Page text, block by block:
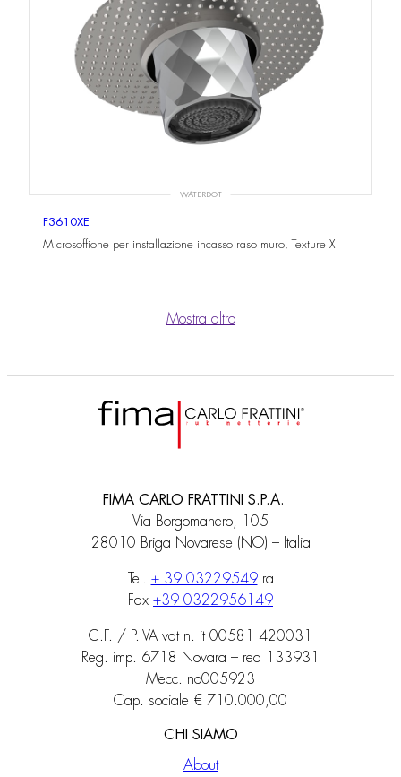
WATERDOT
F3610XE
Microsoffione per installazione incasso raso muro, Texture X
Mostra altro
FIMA CARLO FRATTINI S.P.A.
Via Borgomanero, 105
28010 Briga Novarese (NO) – Italia
Tel. + 39 03229549ra
Fax +39 0322956149
C.F. / P.IVA vat n. it 00581 420031
Reg. imp. 6718 Novara – rea 133931
Mecc. no005923
Cap. sociale € 710.000,00
CHI SIAMO
About